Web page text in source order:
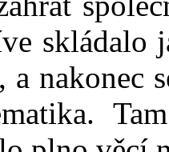
skládalo
a nakonec